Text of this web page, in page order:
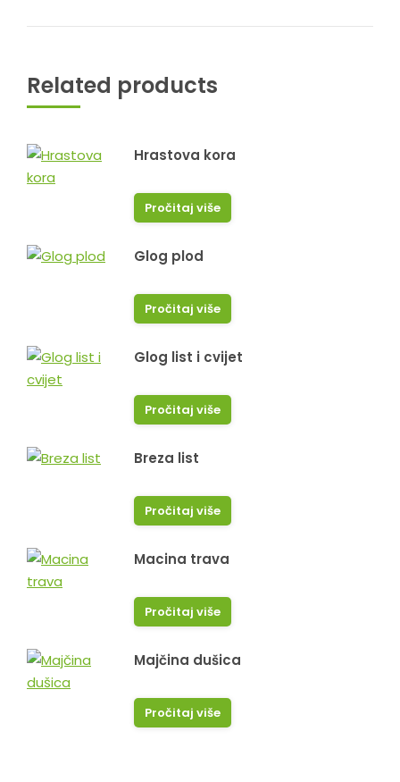
Related products
Hrastova kora
Pročitaj više
Glog plod
Pročitaj više
Glog list i cvijet
Pročitaj više
Breza list
Pročitaj više
Macina trava
Pročitaj više
Majčina dušica
Pročitaj više